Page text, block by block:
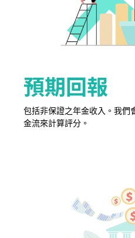
預期回報
包括非保證之年金收入。我們
金流來計算評分。